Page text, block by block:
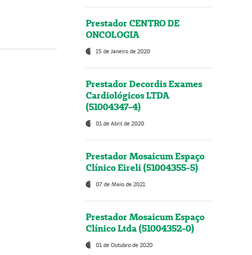
Prestador CENTRO DE
ONCOLOGIA
15 de Janeiro de 2020
Prestador Decordis Exames
Cardiológicos LTDA
(51004347-4)
01 de Abril de 2020
Prestador Mosaicum Espaço
Clínico Eireli (51004355-5)
07 de Maio de 2021
Prestador Mosaicum Espaço
Clínico Ltda (51004352-0)
01 de Outubro de 2020